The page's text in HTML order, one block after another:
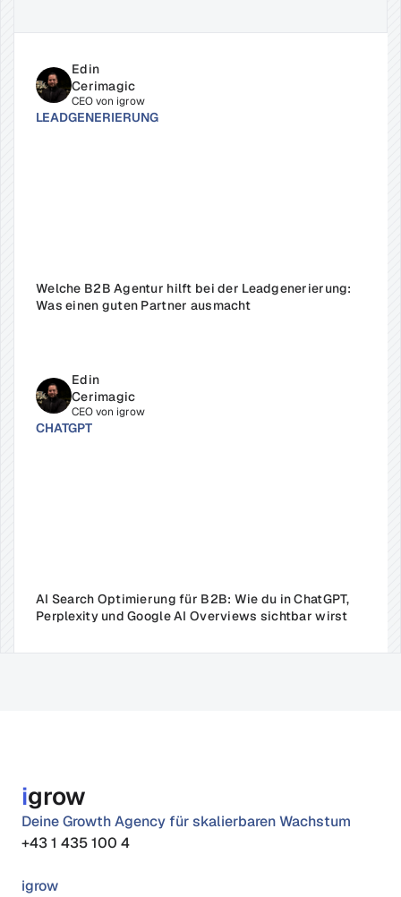
Edin
Cerimagic
CEO von igrow
LEADGENERIERUNG
Welche B2B Agentur hilft bei der Leadgenerierung:
Was einen guten Partner ausmacht
Edin
Cerimagic
CEO von igrow
CHATGPT
AI Search Optimierung für B2B: Wie du in ChatGPT,
Perplexity und Google AI Overviews sichtbar wirst
igrow
Deine Growth Agency für skalierbaren Wachstum
+43 1 435 100 4
igrow